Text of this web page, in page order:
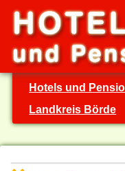
Hotels und
Landkreis Börde